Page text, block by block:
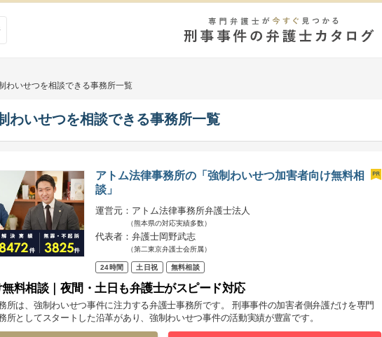
わいせつを相談できる事務所一覧
わいせつを相談できる事務所一覧
アトム法律事務所の「強制わいせつ加害者向け無料相
談」
運営元：アトム法律事務所弁護士法人
（熊本県の対応実績多数）
代表者：弁護士岡野武志
（第二東京弁護士会所属）
24時間 土日祝 無料相談
料相談｜夜間・土日も弁護士がスピード対応
所は、強制わいせつ事件に注力する弁護士事務所です。 刑事事件の加害者側弁護だけを専門
所としてスタートした沿革があり、強制わいせつ事件の活動実績が豊富です。